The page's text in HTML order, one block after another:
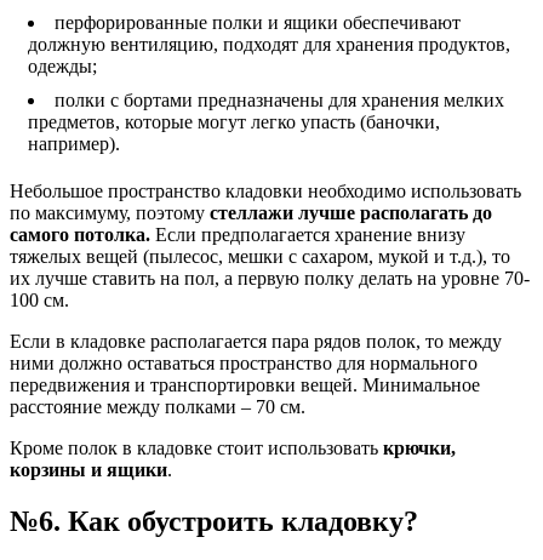
перфорированные полки и ящики обеспечивают
должную вентиляцию, подходят для хранения продуктов,
одежды;
полки с бортами предназначены для хранения мелких
предметов, которые могут легко упасть (баночки,
например).
Небольшое пространство кладовки необходимо использовать
по максимуму, поэтому стеллажи лучше располагать до
самого потолка. Если предполагается хранение внизу
тяжелых вещей (пылесос, мешки с сахаром, мукой и т.д.), то
их лучше ставить на пол, а первую полку делать на уровне 70-
100 см.
Если в кладовке располагается пара рядов полок, то между
ними должно оставаться пространство для нормального
передвижения и транспортировки вещей. Минимальное
расстояние между полками – 70 см.
Кроме полок в кладовке стоит использовать крючки,
корзины и ящики.
№6. Как обустроить кладовку?